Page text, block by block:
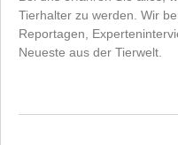
Tierhalter zu werden. Wir
Reportagen,
Neueste aus der Tierwelt.